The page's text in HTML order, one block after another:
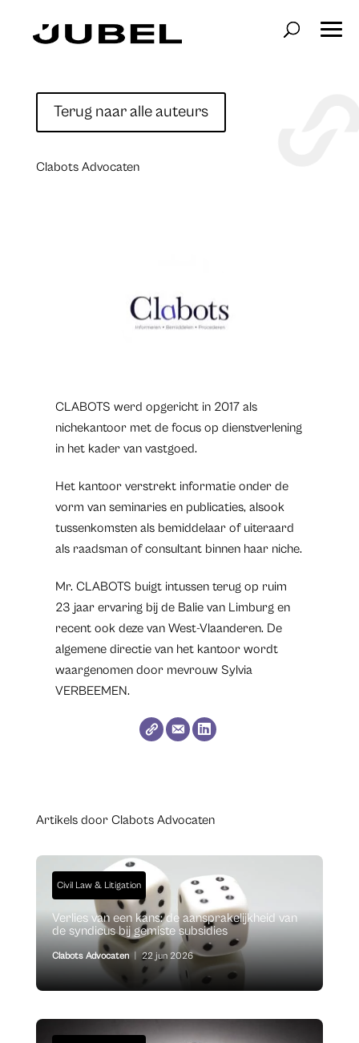
Terug naar alle auteurs
Clabots Advocaten
CLABOTS werd opgericht in 2017 als
nichekantoor met de focus op dienstverlening
in het kader van vastgoed.
Het kantoor verstrekt informatie onder de
vorm van seminaries en publicaties, alsook
tussenkomsten als bemiddelaar of uiteraard
als raadsman of consultant binnen haar niche.
Mr. CLABOTS buigt intussen terug op ruim
23 jaar ervaring bij de Balie van Limburg en
recent ook deze van West-Vlaanderen. De
algemene directie van het kantoor wordt
waargenomen door mevrouw Sylvia
VERBEEMEN.
Artikels door Clabots Advocaten
Civil Law & Litigation
Verlies van een kans: de aansprakelijkheid van
de syndicus bij gemiste subsidies
Clabots Advocaten 22 jun 2026